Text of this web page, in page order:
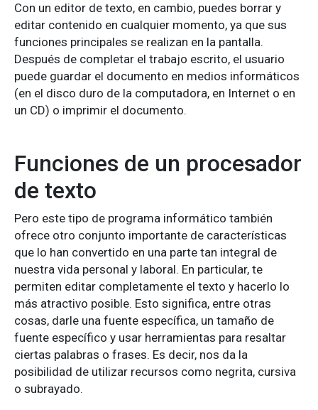
Con un editor de texto, en cambio, puedes borrar y
editar contenido en cualquier momento, ya que sus
funciones principales se realizan en la pantalla.
Después de completar el trabajo escrito, el usuario
puede guardar el documento en medios informáticos
(en el disco duro de la computadora, en Internet o en
un CD) o imprimir el documento.
Funciones de un procesador
de texto
Pero este tipo de programa informático también
ofrece otro conjunto importante de características
que lo han convertido en una parte tan integral de
nuestra vida personal y laboral. En particular, te
permiten editar completamente el texto y hacerlo lo
más atractivo posible. Esto significa, entre otras
cosas, darle una fuente específica, un tamaño de
fuente específico y usar herramientas para resaltar
ciertas palabras o frases. Es decir, nos da la
posibilidad de utilizar recursos como negrita, cursiva
o subrayado.